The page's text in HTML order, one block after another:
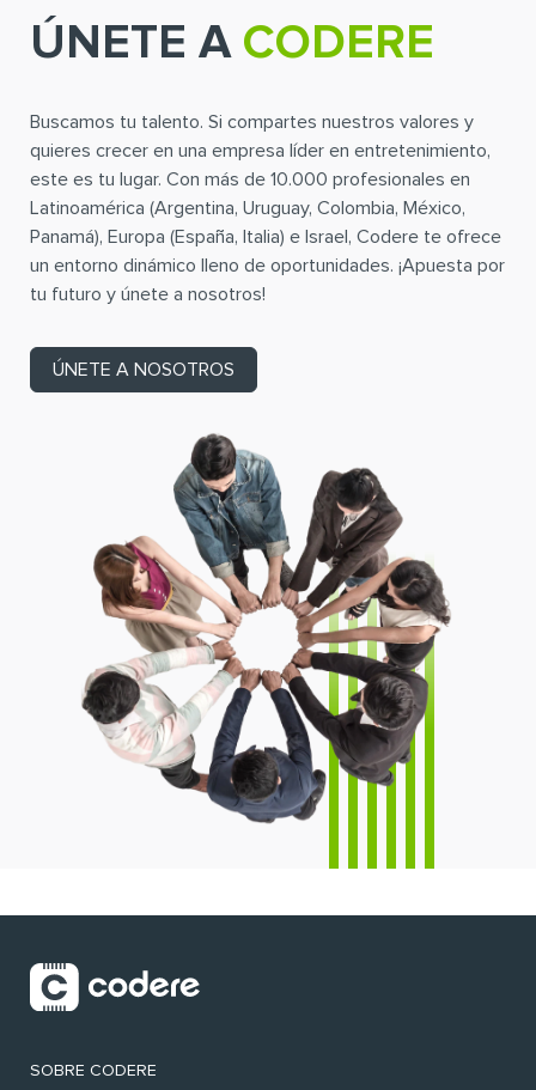
ÚNETE A CODERE
Buscamos tu talento. Si compartes nuestros valores y
quieres crecer en una empresa líder en entretenimiento,
este es tu lugar. Con más de 10.000 profesionales en
Latinoamérica (Argentina, Uruguay, Colombia, México,
Panamá), Europa (España, Italia) e Israel, Codere te ofrece
un entorno dinámico lleno de oportunidades. ¡Apuesta por
tu futuro y únete a nosotros!
ÚNETE A NOSOTROS
SOBRE CODERE